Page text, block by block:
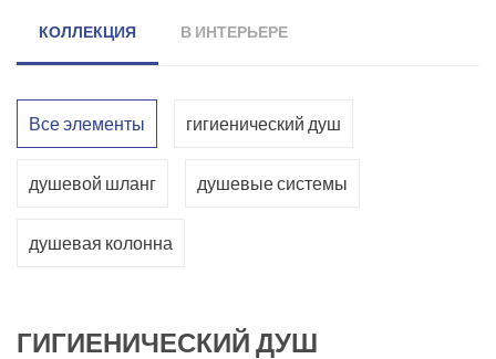
КОЛЛЕКЦИЯ В ИНТЕРЬЕРЕ
Все элементы гигиенический душ
душевой шланг душевые системы
душевая колонна
ГИГИЕНИЧЕСКИЙ ДУШ